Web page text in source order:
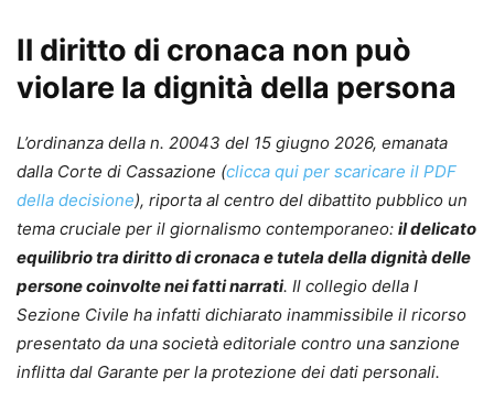
Il diritto di cronaca non può
violare la dignità della persona
L’ordinanza della n. 20043 del 15 giugno 2026, emanata
dalla Corte di Cassazione (clicca qui per scaricare il PDF
della decisione), riporta al centro del dibattito pubblico un
tema cruciale per il giornalismo contemporaneo: il delicato
equilibrio tra diritto di cronaca e tutela della dignità delle
persone coinvolte nei fatti narrati. Il collegio della I
Sezione Civile ha infatti dichiarato inammissibile il ricorso
presentato da una società editoriale contro una sanzione
inflitta dal Garante per la protezione dei dati personali.